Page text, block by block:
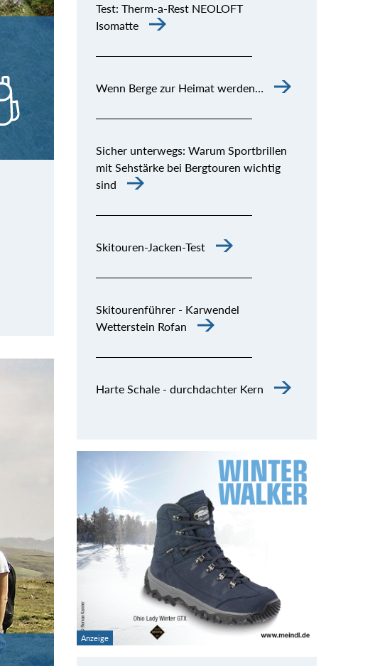
Test: Therm-a-Rest NEOLOFT
Isomatte
Wenn Berge zur Heimat werden…
Sicher unterwegs: Warum Sportbrillen
mit Sehstärke bei Bergtouren wichtig
sind
Skitouren-Jacken-Test
Skitourenführer - Karwendel
Wetterstein Rofan
Harte Schale - durchdachter Kern